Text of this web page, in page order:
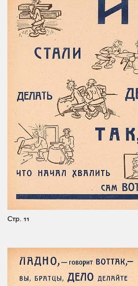
Стр. 11